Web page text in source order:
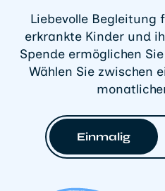
Liebevolle Begleitung
erkrankte Kinder und
Spende ermöglichen
Wählen Sie zwischen
Einmalig